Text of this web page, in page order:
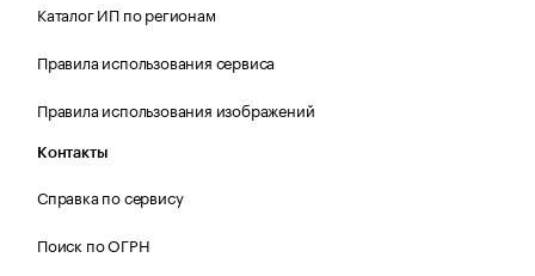
Каталог ИП по регионам
Правила использования сервиса
Правила использования изображений
Контакты
Справка по сервису
Поиск по ОГРН